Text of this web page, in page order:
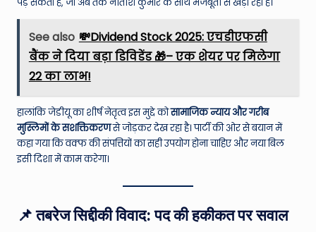
See also 💸Dividend Stock 2025: एचडीएफसी
बैंक ने दिया बड़ा डिविडेंड 🎁– एक शेयर पर मिलेगा
₹22 का लाभ!
हालांकि जेडीयू का शीर्ष नेतृत्व इस मुद्दे कोसामाजिक न्याय और गरीब
मुस्लिमों के सशक्तिकरणसे जोड़कर देख रहा है। पार्टी की ओर से बयान में
कहा गया कि वक्फ की संपत्तियों का सही उपयोग होना चाहिए और नया बिल
इसी दिशा में काम करेगा।
📌 तबरेज सिद्दीकी विवाद: पद की हकीकत पर सवाल